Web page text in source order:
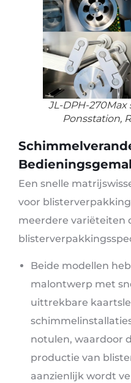
JL-DPH-
Ponsstation,
Een snelle
voor
meerdere variëteiten
Beide modellen
malontwerp met
uittrekbare
notulen, waardoor
productie van
aanzienlijk wordt